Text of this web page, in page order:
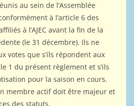
au sein de l’Assemblée
à l’article 6 des
à l’AJEC avant la fin de la
(le 31 décembre). Ils ne
votes que s’ils répondent aux
1 du présent règlement et s’ils
pour la saison en cours.
membre actif doit être majeur et
des statuts.